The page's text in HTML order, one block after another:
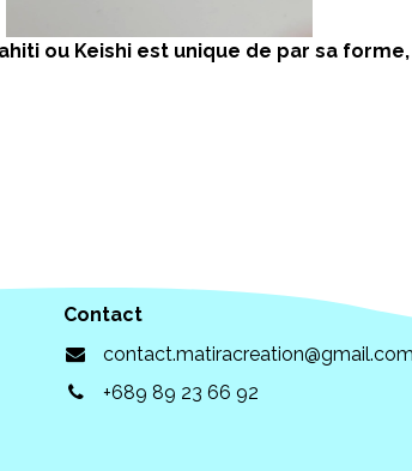
ou Keishi est unique de par sa
Contact
contact.matiracreation@gmail.com
+689 89 23 66 92